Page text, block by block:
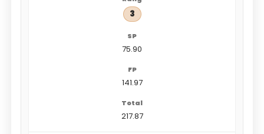
3
75.90
141.97
217.87